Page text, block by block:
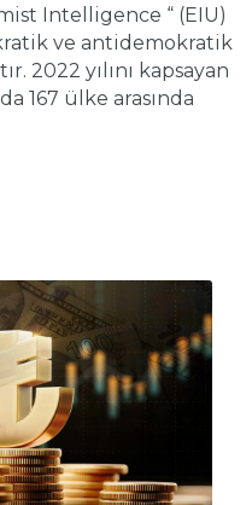
Intelligence “ (EIU)
ve antidemokratik
2022 yılını kapsayan
167 ülke arasında